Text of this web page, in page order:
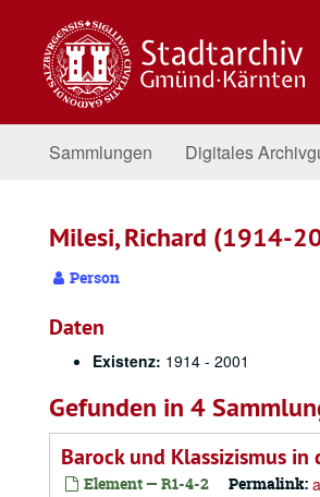
springen
Sammlungen Digitales
Milesi, Richard (1914-
Person
Daten
Existenz: 1914 - 2001
Gefunden in 4
Barock und Klassizismus
Element — R1-4-2 Permalink: